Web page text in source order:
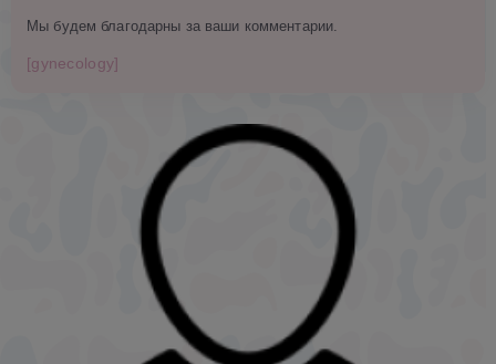
Мы будем благодарны за ваши комментарии.
[gynecology]